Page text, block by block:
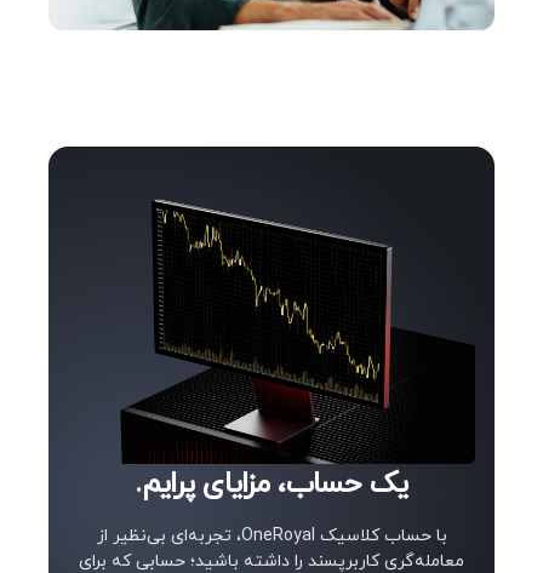
یک حساب، مزایای پرایم.
با حساب کلاسیک OneRoyal، تجربه‌ای بی‌نظیر از
معامله‌گری کاربرپسند را داشته باشید؛ حسابی که برای